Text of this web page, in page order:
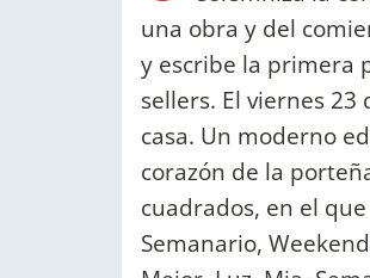
una obra y del
y escribe la primera
sellers. El viernes
casa. Un moderno
corazón de la
cuadrados, en el
Semanario,